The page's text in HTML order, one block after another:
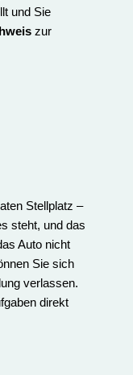
und Sie
zur
Stellplatz –
steht, und das
Auto nicht
Sie sich
verlassen.
direkt